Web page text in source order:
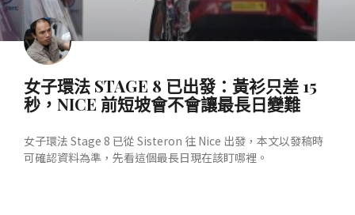
女子環法 STAGE 8 已出發：黃衫只差 15
秒，NICE 前短坡會不會讓最長日變難
女子環法 Stage 8 已從 Sisteron 往 Nice 出發，本文以發稿時
可確認資料為準，先看這個最長日現在該盯哪裡。